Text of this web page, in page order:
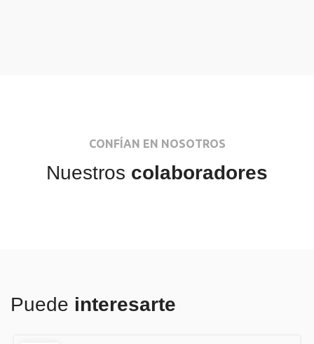
CONFÍAN EN NOSOTROS
Nuestros colaboradores
Puede interesarte